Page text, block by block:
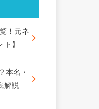
！元ネ
】
本名・
解説